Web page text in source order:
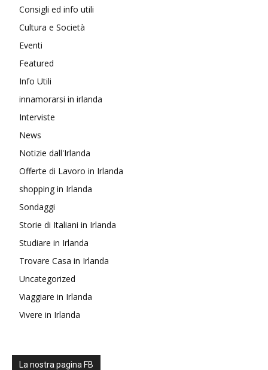
Consigli ed info utili
Cultura e Società
Eventi
Featured
Info Utili
innamorarsi in irlanda
Interviste
News
Notizie dall'Irlanda
Offerte di Lavoro in Irlanda
shopping in Irlanda
Sondaggi
Storie di Italiani in Irlanda
Studiare in Irlanda
Trovare Casa in Irlanda
Uncategorized
Viaggiare in Irlanda
Vivere in Irlanda
La nostra pagina FB